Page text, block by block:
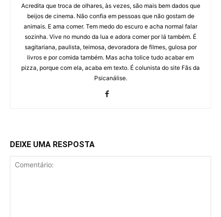
Acredita que troca de olhares, às vezes, são mais bem dados que
beijos de cinema. Não confia em pessoas que não gostam de
animais. E ama comer. Tem medo do escuro e acha normal falar
sozinha. Vive no mundo da lua e adora comer por lá também. É
sagitariana, paulista, teimosa, devoradora de filmes, gulosa por
livros e por comida também. Mas acha tolice tudo acabar em
pizza, porque com ela, acaba em texto. É colunista do site Fãs da
Psicanálise.
DEIXE UMA RESPOSTA